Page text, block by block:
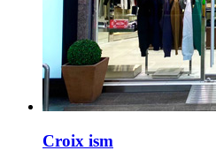
Croix ism